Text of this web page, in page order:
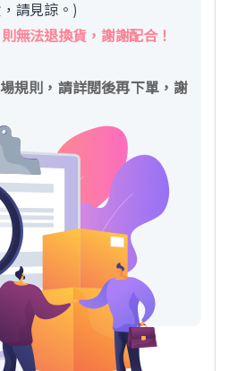
請見諒。)
無法退換貨，謝謝配合！
規則，請詳閱後再下單，謝